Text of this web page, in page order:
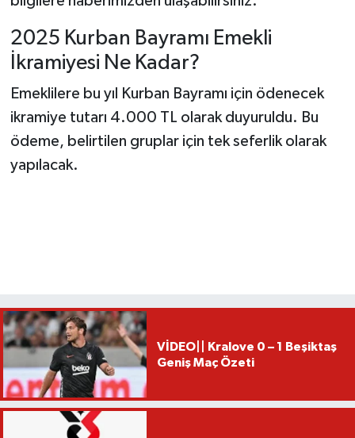
2025 Kurban Bayramı Emekli
İkramiyesi Ne Kadar?
Emeklilere bu yıl Kurban Bayramı için ödenecek
ikramiye tutarı 4.000 TL olarak duyuruldu. Bu
ödeme, belirtilen gruplar için tek seferlik olarak
yapılacak.
VİDEO|| Kralove 0 – 1 Beşiktaş
Geniş Maç Özeti